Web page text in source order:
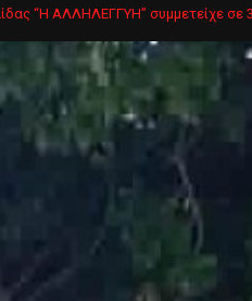
“Η ΑΛΛΗΛΕΓΓΥΗ” συμμετείχε σε